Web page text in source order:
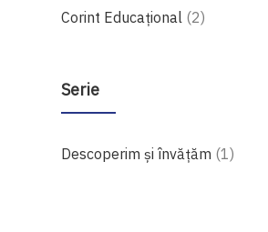
Corint Educaţional 2produse
Serie
Descoperim și învățăm 1produs